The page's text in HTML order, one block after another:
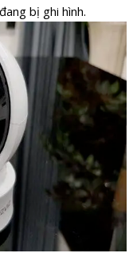
bị ghi hình.